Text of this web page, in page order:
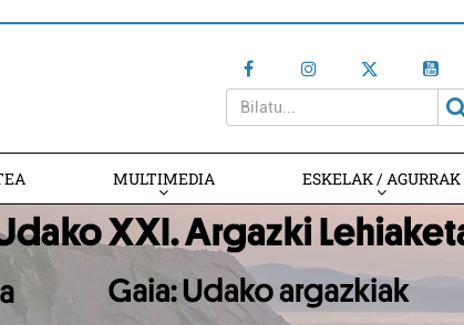
MULTIMEDIA ESKELAK / AGURRAK